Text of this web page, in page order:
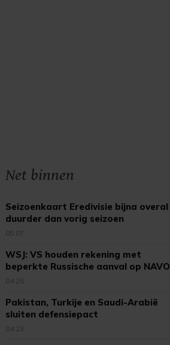
Net binnen
Seizoenkaart Eredivisie bijna overal
duurder dan vorig seizoen
05:07
WSJ: VS houden rekening met
beperkte Russische aanval op NAVO
04:25
Pakistan, Turkije en Saudi-Arabië
sluiten defensiepact
04:23